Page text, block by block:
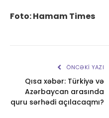
Foto: Hamam Times
ÖNCƏKI YAZI
Qısa xəbər: Türkiyə və
Azərbaycan arasında
quru sərhədi açılacaqmı?